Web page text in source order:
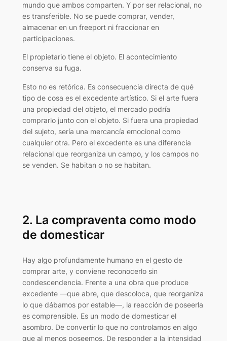
mundo que ambos comparten. Y por ser relacional, no
es transferible. No se puede comprar, vender,
almacenar en un freeport ni fraccionar en
participaciones.
El propietario tiene el objeto. El acontecimiento
conserva su fuga.
Esto no es retórica. Es consecuencia directa de qué
tipo de cosa es el excedente artístico. Si el arte fuera
una propiedad del objeto, el mercado podría
comprarlo junto con el objeto. Si fuera una propiedad
del sujeto, sería una mercancía emocional como
cualquier otra. Pero el excedente es una diferencia
relacional que reorganiza un campo, y los campos no
se venden. Se habitan o no se habitan.
2. La compraventa como modo
de domesticar
Hay algo profundamente humano en el gesto de
comprar arte, y conviene reconocerlo sin
condescendencia. Frente a una obra que produce
excedente —que abre, que descoloca, que reorganiza
lo que dábamos por estable—, la reacción de poseerla
es comprensible. Es un modo de domesticar el
asombro. De convertir lo que no controlamos en algo
que al menos poseemos. De responder a la intensidad